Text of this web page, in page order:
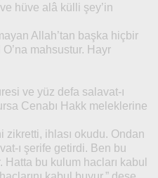
hüve alâ külli şey’in
Allah’tan başka hiçbir
mahsustur. Hayr
ve yüz defa salavat-ı
Cenabı Hakk meleklerine
zikretti, ihlası okudu. Ondan
ı şerife getirdi. Ben bu
bu kulum hacları kabul